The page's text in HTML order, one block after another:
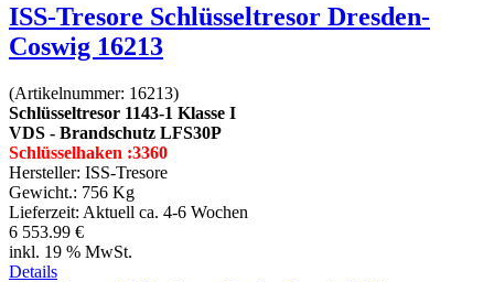
ISS-Tresore Schlüsseltresor Dresden-
Coswig 16213
(Artikelnummer: 16213)
Schlüsseltresor 1143-1 Klasse I
VDS - Brandschutz LFS30P
Schlüsselhaken :3360
Hersteller: ISS-Tresore
Gewicht.: 756 Kg
Lieferzeit: Aktuell ca. 4-6 Wochen
6 553.99 €
inkl. 19 % MwSt.
Details